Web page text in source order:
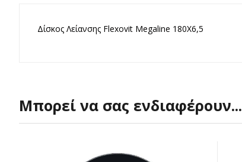
Δίσκος Λείανσης Flexovit Megaline 180X6,5
Μπορεί να σας ενδιαφέρουν...